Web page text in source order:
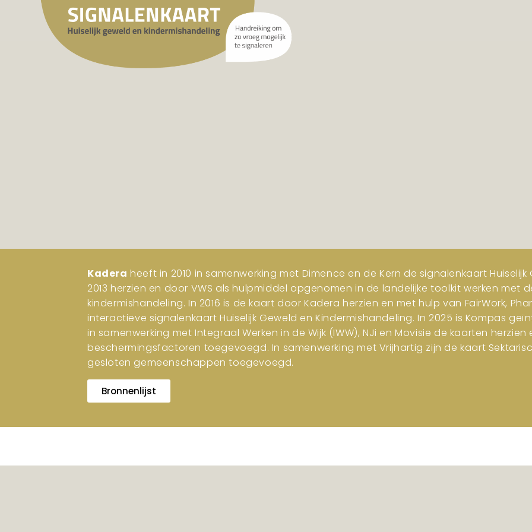
Kadera heeft in 2010 in samenwerking met Dimence en de Kern de signalenkaart
2013 herzien en door VWS als hulpmiddel opgenomen in de landelijke toolkit werken met
kindermishandeling. In 2016 is de kaart door Kadera herzien en met hulp van FairWork,
interactieve signalenkaart Huiselijk Geweld en Kindermishandeling. In 2025 is Kompas
in samenwerking met Integraal Werken in de Wijk (IWW), NJi en Movisie de kaarten
beschermingsfactoren toegevoegd. In samenwerking met Vrijhartig zijn de kaart
gesloten gemeenschappen toegevoegd.
Bronnenlijst